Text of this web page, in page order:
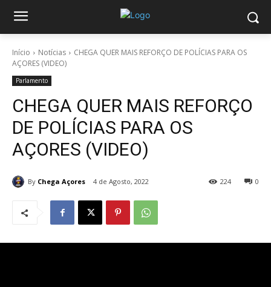
Início Notícias
CHEGA QUER MAIS REFORÇO DE POLÍCIAS PARA OS
AÇORES (VIDEO)
Parlamento
CHEGA QUER MAIS REFORÇO
DE POLÍCIAS PARA OS
AÇORES (VIDEO)
By Chega Açores 4 de Agosto, 2022 0
224